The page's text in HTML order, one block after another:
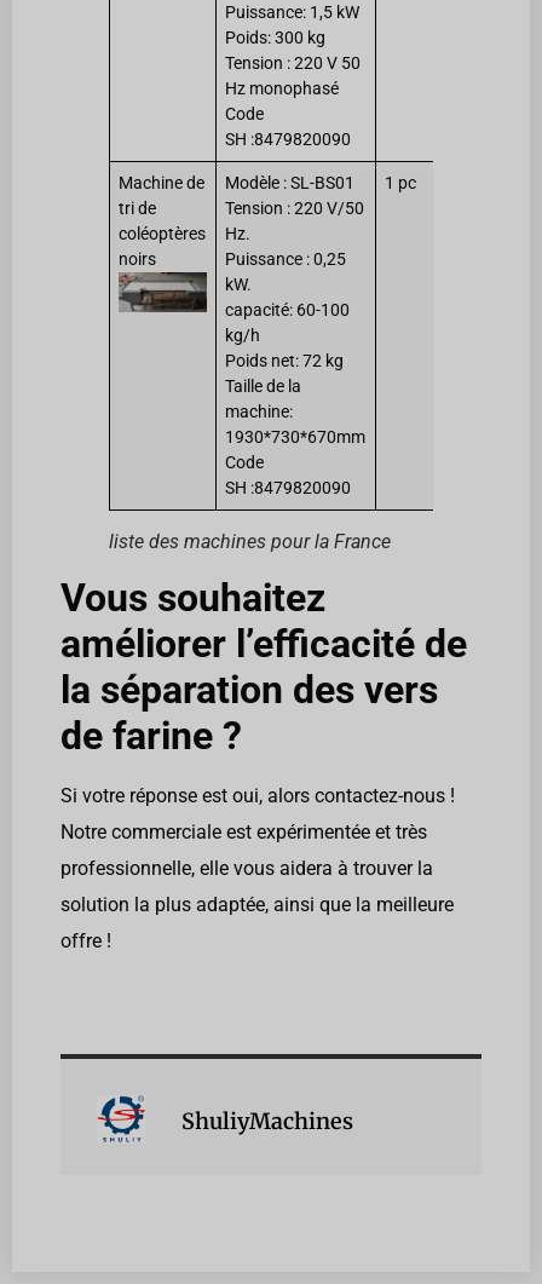
Puissance: 1,5 kW
Poids: 300 kg
Tension : 220 V 50
Hz monophasé
Code
SH :8479820090
Machine de
tri de
coléoptères
noirs
Modèle : SL-BS01
Tension : 220 V/50
Hz.
Puissance : 0,25
kW.
capacité: 60-100
kg/h
Poids net: 72 kg
Taille de la
machine:
1930*730*670mm
Code
SH :8479820090
1 pc
liste des machines pour la France
Vous souhaitez
améliorer l’efficacité de
la séparation des vers
de farine ?
Si votre réponse est oui, alors contactez-nous !
Notre commerciale est expérimentée et très
professionnelle, elle vous aidera à trouver la
solution la plus adaptée, ainsi que la meilleure
offre !
ShuliyMachines